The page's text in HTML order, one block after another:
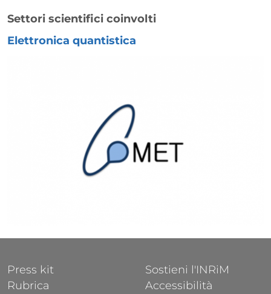
Settori scientifici coinvolti
Elettronica quantistica
FOOTER 1
Press kit
Rubrica
FOOTER 2
Sostieni l'INRiM
Accessibilità